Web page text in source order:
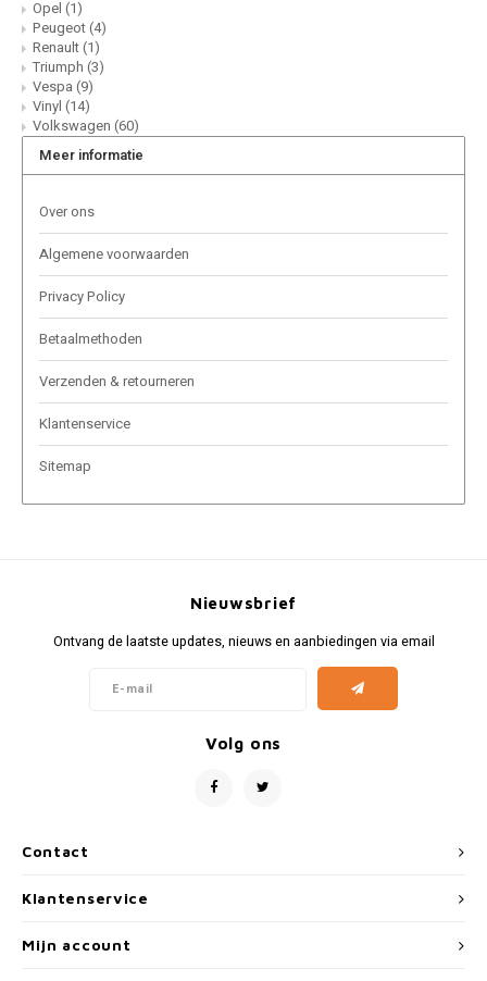
Opel (1)
Peugeot(4)
Renault(1)
Triumph (3)
Vespa (9)
Vinyl (14)
Volkswagen (60)
Meer informatie
Over ons
Algemene voorwaarden
Privacy Policy
Betaalmethoden
Verzenden & retourneren
Klantenservice
Sitemap
Contact
Nieuwsbrief
Ontvang de laatste updates, nieuws en aanbiedingen via email
Volg ons
Klantenservice
Mijn account